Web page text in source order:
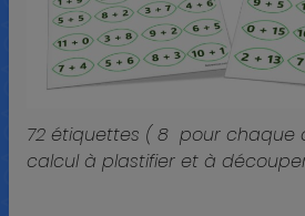
72 étiquettes ( 8 pour chaque
calcul à plastifier et à